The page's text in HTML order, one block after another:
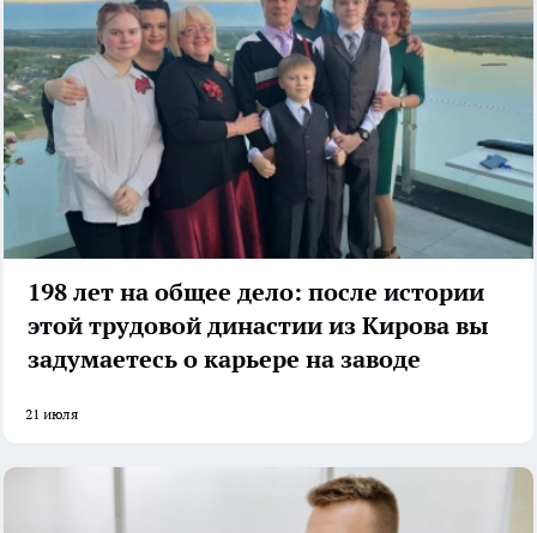
198 лет на общее дело: после истории
этой трудовой династии из Кирова вы
задумаетесь о карьере на заводе
21 июля